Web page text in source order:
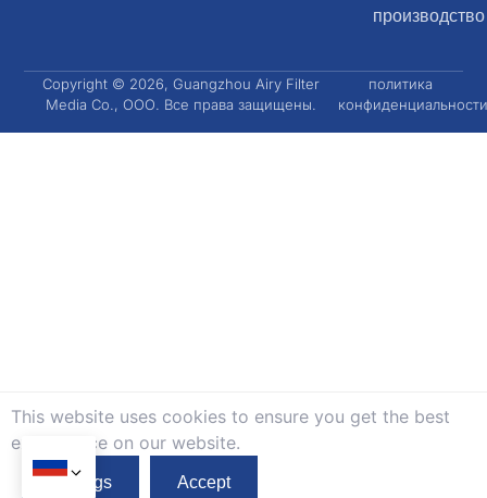
производство
Copyright © 2026, Guangzhou Airy Filter
Media Co., ООО. Все права защищены.
политика
This website uses cookies to ensure you get the best
exprerience on our website.